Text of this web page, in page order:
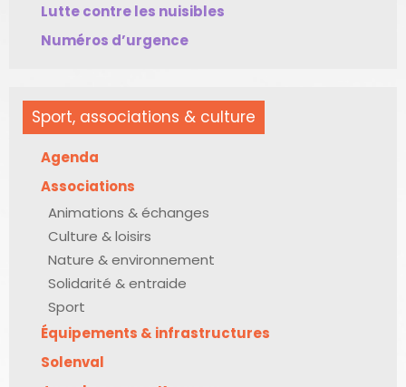
Lutte contre les nuisibles
Numéros d’urgence
Sport, associations & culture
Agenda
Associations
Animations & échanges
Culture & loisirs
Nature & environnement
Solidarité & entraide
Sport
Équipements & infrastructures
Solenval